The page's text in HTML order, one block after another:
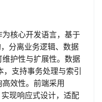
核心开发语言，基于
分离业务逻辑、数据
护性与扩展性。数据
支持事务处理与索引
效性。前端采用
现响应式设计，适配